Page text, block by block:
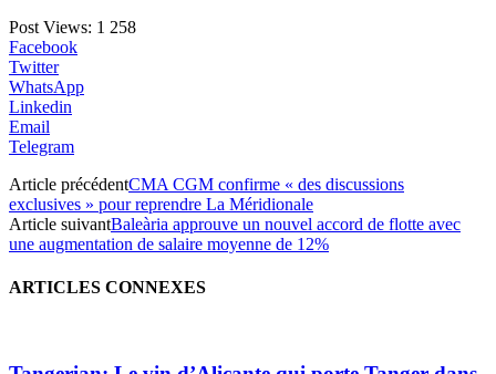
Post Views: 1 258
Facebook
Twitter
WhatsApp
Linkedin
Email
Telegram
Article précédentCMA CGM confirme « des discussions
exclusives » pour reprendre La Méridionale
Article suivantBaleària approuve un nouvel accord de flotte avec
une augmentation de salaire moyenne de 12%
ARTICLES CONNEXES